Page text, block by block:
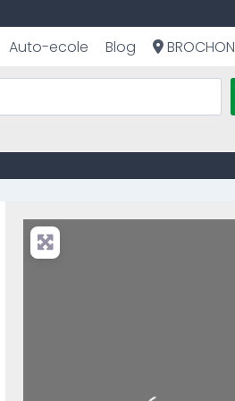
Auto-ecole Blog BROCHON